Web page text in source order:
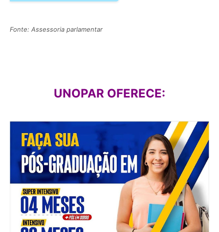
Fonte: Assessoria parlamentar
UNOPAR OFERECE: